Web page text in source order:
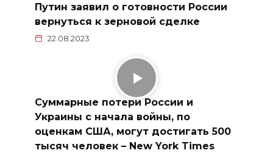
Путин заявил о готовности России
вернуться к зерновой сделке
22.08.2023
Суммарные потери России и
Украины с начала войны, по
оценкам США, могут достигать 500
тысяч человек – New York Times